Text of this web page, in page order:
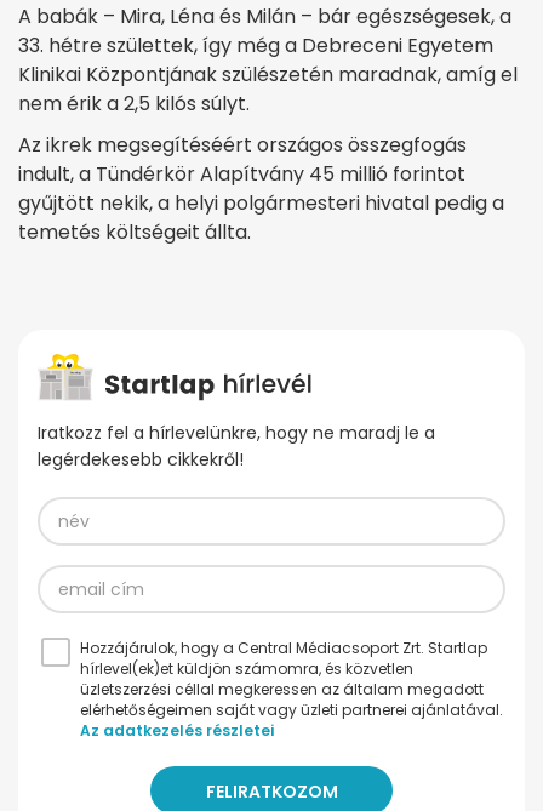
A babák – Mira, Léna és Milán – bár egészségesek, a
33. hétre születtek, így még a Debreceni Egyetem
Klinikai Központjának szülészetén maradnak, amíg el
nem érik a 2,5 kilós súlyt.
Az ikrek megsegítéséért országos összegfogás
indult, a Tündérkör Alapítvány 45 millió forintot
gyűjtött nekik, a helyi polgármesteri hivatal pedig a
temetés költségeit állta.
Iratkozz fel a hírlevelünkre, hogy ne maradj le a
legérdekesebb cikkekről!
Hozzájárulok, hogy a Central Médiacsoport Zrt. Startlap
hírlevel(ek)et küldjön számomra, és közvetlen
üzletszerzési céllal megkeressen az általam megadott
elérhetőségeimen saját vagy üzleti partnerei ajánlatával.
Az adatkezelés részletei